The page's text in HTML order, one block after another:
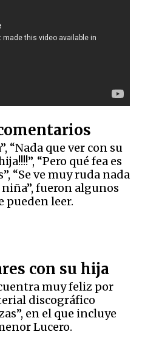
“Nada que ver con su
“Pero qué fea es
“Se ve muy ruda nada
fueron algunos
pueden leer.
con su hija
muy feliz por
discográfico
en el que incluye
Lucero.